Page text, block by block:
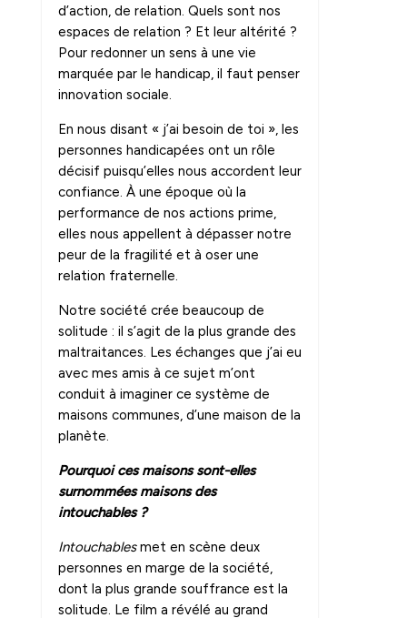
d’action, de relation. Quels sont nos
espaces de relation ? Et leur altérité ?
Pour redonner un sens à une vie
marquée par le handicap, il faut penser
innovation sociale.
En nous disant « j’ai besoin de toi », les
personnes handicapées ont un rôle
décisif puisqu’elles nous accordent leur
confiance. À une époque où la
performance de nos actions prime,
elles nous appellent à dépasser notre
peur de la fragilité et à oser une
relation fraternelle.
Notre société crée beaucoup de
solitude : il s’agit de la plus grande des
maltraitances. Les échanges que j’ai eu
avec mes amis à ce sujet m’ont
conduit à imaginer ce système de
maisons communes, d’une maison de la
planète.
Pourquoi ces maisons sont-elles
surnommées maisons des
intouchables ?
Intouchablesmet en scène deux
personnes en marge de la société,
dont la plus grande souffrance est la
solitude. Le film a révélé au grand